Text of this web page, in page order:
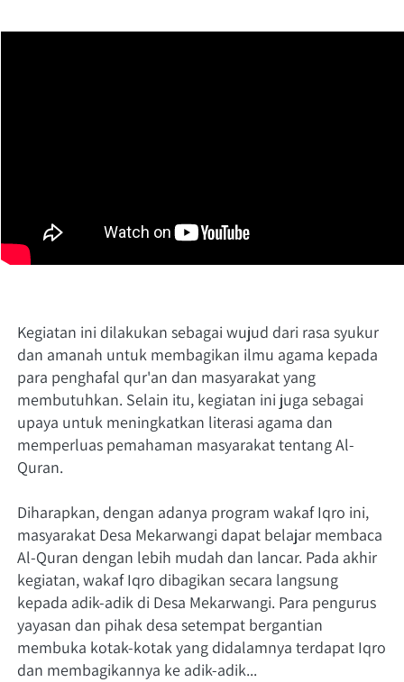
Kegiatan ini dilakukan sebagai wujud dari rasa syukur
dan amanah untuk membagikan ilmu agama kepada
para penghafal qur'an dan masyarakat yang
membutuhkan. Selain itu, kegiatan ini juga sebagai
upaya untuk meningkatkan literasi agama dan
memperluas pemahaman masyarakat tentang Al-
Quran.
Diharapkan, dengan adanya program wakaf Iqro ini,
masyarakat Desa Mekarwangi dapat belajar membaca
Al-Quran dengan lebih mudah dan lancar. Pada akhir
kegiatan, wakaf Iqro dibagikan secara langsung
kepada adik-adik di Desa Mekarwangi. Para pengurus
yayasan dan pihak desa setempat bergantian
membuka kotak-kotak yang didalamnya terdapat Iqro
dan membagikannya ke adik-adik...